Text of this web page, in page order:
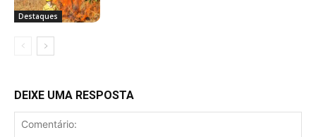
Destaques
DEIXE UMA RESPOSTA